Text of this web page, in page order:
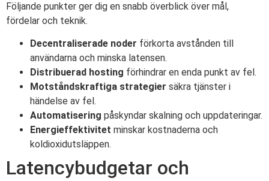
Följande punkter ger dig en snabb överblick över mål,
fördelar och teknik.
Decentraliserade noder förkorta avstånden till
användarna och minska latensen.
Distribuerad hosting förhindrar en enda punkt av fel.
Motståndskraftiga strategier säkra tjänster i
händelse av fel.
Automatisering påskyndar skalning och uppdateringar.
Energieffektivitet minskar kostnaderna och
koldioxidutsläppen.
Latencybudgetar och